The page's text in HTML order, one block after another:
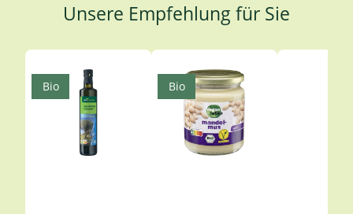
Unsere Empfehlung für Sie
Produktgalerie überspringen
Bio Bio